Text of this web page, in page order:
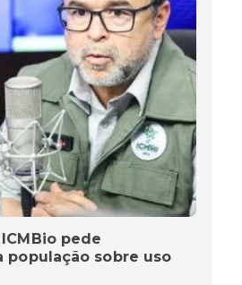
pede
população sobre uso